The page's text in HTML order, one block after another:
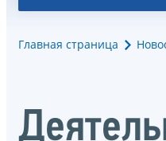
Главная страница